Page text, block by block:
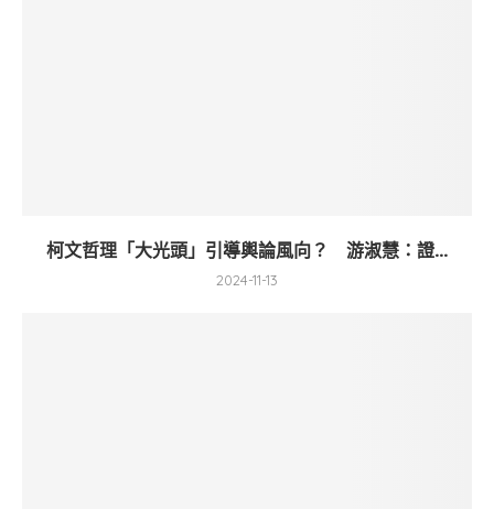
柯文哲理「大光頭」引導輿論風向？ 游淑慧：證...
2024-11-13